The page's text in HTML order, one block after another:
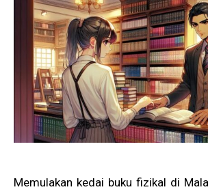
Memulakan kedai buku fizikal di